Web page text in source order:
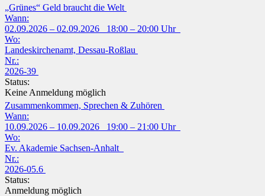
„Grünes“ Geld braucht die Welt
Wann:
02.09.2026 – 02.09.2026 18:00 – 20:00 Uhr
Wo:
Landeskirchenamt, Dessau-Roßlau
Nr.:
2026-39
Status:
Keine Anmeldung möglich
Zusammenkommen, Sprechen & Zuhören
Wann:
10.09.2026 – 10.09.2026 19:00 – 21:00 Uhr
Wo:
Ev. Akademie Sachsen-Anhalt
Nr.:
2026-05.6
Status:
Anmeldung möglich